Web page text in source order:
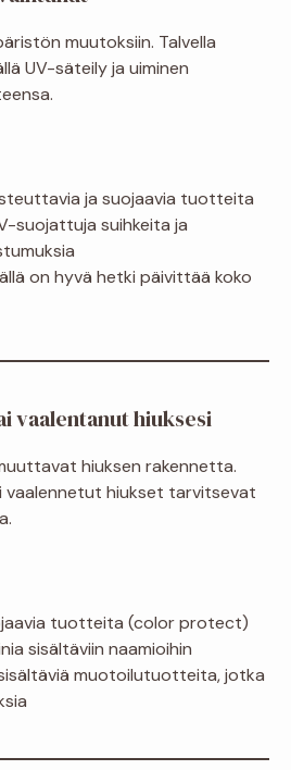
muutoksiin. Talvella
UV-säteily ja uiminen
ja suojaavia tuotteita
suojattuja suihkeita ja
on hyvä hetki päivittää koko
vaalentanut hiuksesi
hiuksen rakennetta.
vaalennetut hiukset tarvitsevat
tuotteita (color protect)
sisältäviin naamioihin
muotoilutuotteita, jotka